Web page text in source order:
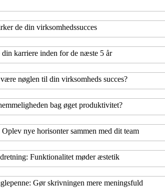
de din virksomhedssucces
karriere inden for de næste 5 år
nøglen til din virksomheds succes?
bag øget produktivitet?
nye horisonter sammen med dit team
Funktionalitet møder æstetik
Gør skrivningen mere meningsfuld